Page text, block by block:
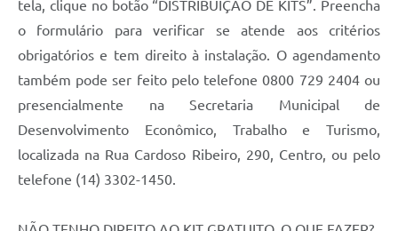
tela, clique no botão “DISTRIBUIÇÃO DE KITS”. Preencha
o formulário para verificar se atende aos critérios
obrigatórios e tem direito à instalação. O agendamento
também pode ser feito pelo telefone 0800 729 2404 ou
presencialmente na Secretaria Municipal de
Desenvolvimento Econômico, Trabalho e Turismo,
localizada na Rua Cardoso Ribeiro, 290, Centro, ou pelo
telefone (14) 3302-1450.